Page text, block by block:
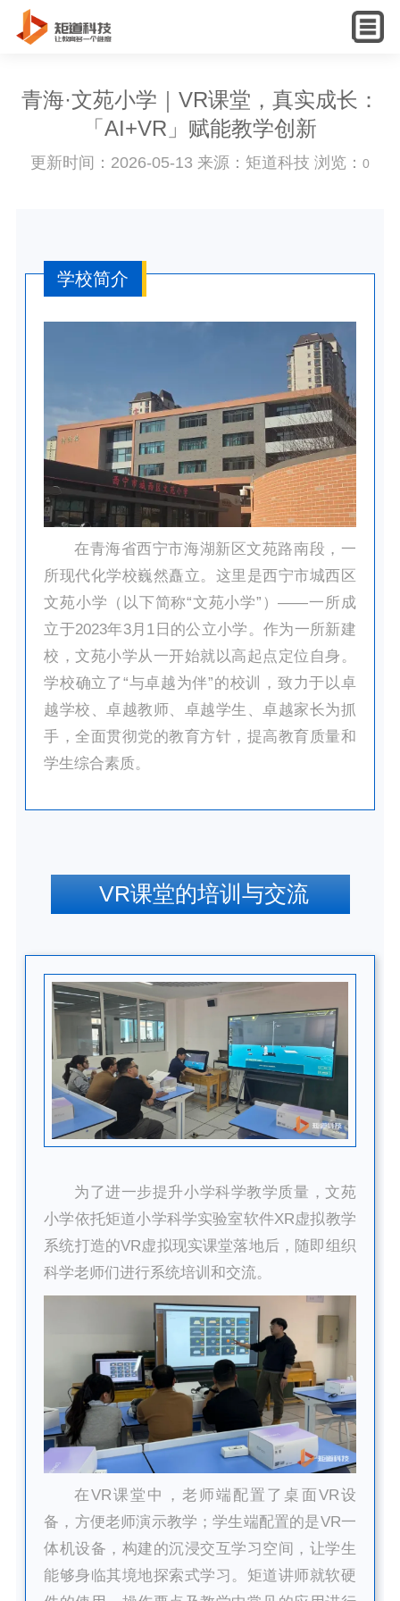
English
青海·文苑小学｜VR课堂，真实成长：
「AI+VR」赋能教学创新
更新时间：2026-05-13 来源：矩道科技 浏览： 0
学校简介
在青海省西宁市海湖新区文苑路南段，一
所现代化学校巍然矗立。这里是西宁市城西区
文苑小学（以下简称“文苑小学”）——一所成
立于2023年3月1日的公立小学。作为一所新建
校，文苑小学从一开始就以高起点定位自身。
学校确立了“与卓越为伴”的校训，致力于以卓
越学校、卓越教师、卓越学生、卓越家长为抓
手，全面贯彻党的教育方针，提高教育质量和
学生综合素质。
VR课堂的培训与交流
为了进一步提升小学科学教学质量，文苑
小学依托矩道小学科学实验室软件XR虚拟教学
系统打造的VR虚拟现实课堂落地后，随即组织
科学老师们进行系统培训和交流。
在VR课堂中，老师端配置了桌面VR设
备，方便老师演示教学；学生端配置的是VR一
体机设备，构建的沉浸交互学习空间，让学生
能够身临其境地探索式学习。矩道讲师就软硬